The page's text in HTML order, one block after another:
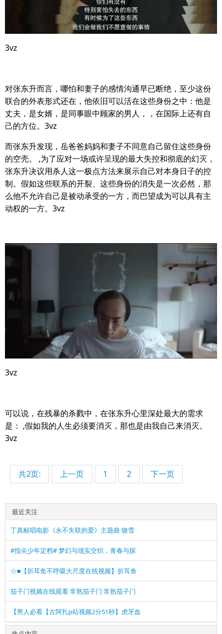
3vz
对张东升而言，哪怕和妻子的感情沟通早已断绝，至少这份
联合的外表形式还在，他依旧可以活在这些身份之中：他是
丈夫，是女婿，是同事眼中顾家的男人，，在国际上还有自
己的方位。3vz
而张东升发现，岳爸爸妈妈和妻子不同意自己留住这些身份
的空壳。 ,为了应对一场或许呈现的最大失控和彻底的幻灭，
张东升决议用杀人这一极点方法来展示自己对本身日子的控
制。假如这些联系的开裂、这些身份的消失是一次必然，那
么他不允许自己是被动承受的一方，而巴望成为可以具有主
动权的一方。3vz
3vz
可以说，在残暴的杀戮中，在张东升心里深处最大的需求
是： ,假如我的人生必须要消灭，那也是由我自己来消灭。
3vz
共2页: 上一页 1 2 下一页
最近关注
丁真献唱电影《永不失联的爱》主题曲 饶雪
#指尖少年定档# 梦幻与现实交织，青春与探
☆■【折耳鱼不呼吸大尺度在线视频】折耳鱼
茄子门视频在线观看 常熟茄子门 常熟茄子门
【男人必看【古阿扎p站视频2分51秒】虎牙血